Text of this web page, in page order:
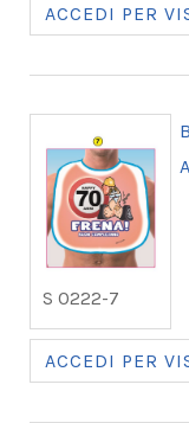
ACCEDI PER
S 0222-7
ACCEDI PER